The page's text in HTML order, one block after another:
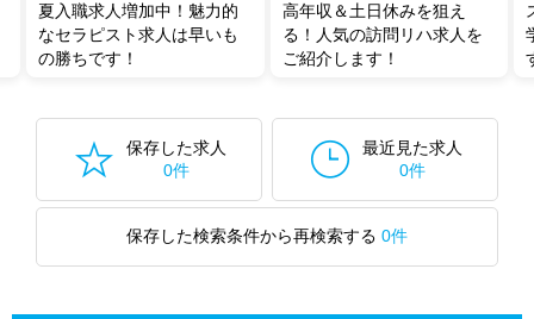
夏入職求人増加中！魅力的
なセラピスト求人は早いも
の勝ちです！
高年収＆土日休みを狙え
る！人気の訪問リハ求人を
ご紹介します！
保存した求人
0件
最近見た求人
0件
保存した検索条件から再検索する 0件